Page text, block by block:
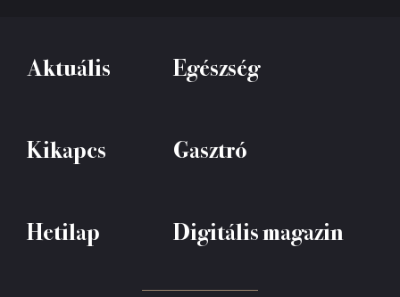
Aktuális Egészség
Kikapcs Gasztró
Hetilap Digitális magazin